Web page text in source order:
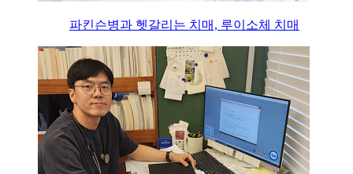
파킨슨병과 헷갈리는 치매, 루이소체 치매